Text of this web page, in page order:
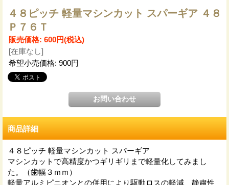
４８ピッチ 軽量マシンカット スパーギア ４８
Ｐ７６Ｔ
販売価格: 600円(税込)
[在庫なし]
希望小売価格: 900円
商品詳細
４８ピッチ 軽量マシンカット スパーギア
マシンカットで高精度かつギリギリまで軽量化してみまし
た。（歯幅３ｍｍ）
軽量アルミピニオンとの併用により駆動ロスの軽減、静粛性